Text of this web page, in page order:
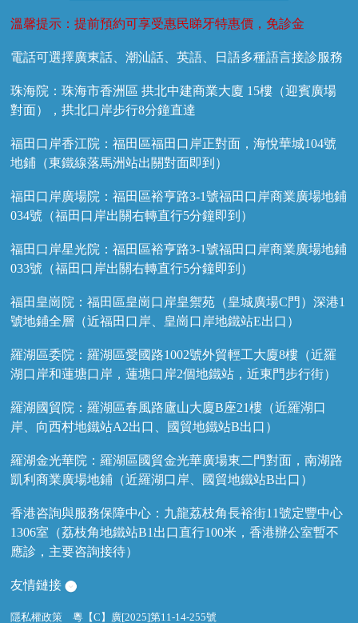
溫馨提示：提前預約可享受惠民睇牙特惠價，免診金
電話可選擇廣東話、潮汕話、英語、日語多種語言接診服務
珠海院：珠海市香洲區 拱北中建商業大廈 15樓（迎賓廣場
對面），拱北口岸步行8分鐘直達
福田口岸香江院：福田區福田口岸正對面，海悅華城104號
地鋪（東鐵線落馬洲站出關對面即到）
福田口岸廣場院：福田區裕亨路3-1號福田口岸商業廣場地鋪
034號（福田口岸出關右轉直行5分鐘即到）
福田口岸星光院：福田區裕亨路3-1號福田口岸商業廣場地鋪
033號（福田口岸出關右轉直行5分鐘即到）
福田皇崗院：福田區皇崗口岸皇禦苑（皇城廣場C門）深港1
號地鋪全層（近福田口岸、皇崗口岸地鐵站E出口）
羅湖區委院：羅湖區愛國路1002號外貿輕工大廈8樓（近羅
湖口岸和蓮塘口岸，蓮塘口岸2個地鐵站，近東門步行街）
羅湖國貿院：羅湖區春風路廬山大廈B座21樓（近羅湖口
岸、向西村地鐵站A2出口、國貿地鐵站B出口）
羅湖金光華院：羅湖區國貿金光華廣場東二門對面，南湖路
凱利商業廣場地鋪（近羅湖口岸、國貿地鐵站B出口）
香港咨詢與服務保障中心：九龍荔枝角長裕街11號定豐中心
1306室（荔枝角地鐵站B1出口直行100米，香港辦公室暫不
應診，主要咨詢接待）
友情鏈接
隱私權政策 粵【C】廣[2025]第11-14-255號